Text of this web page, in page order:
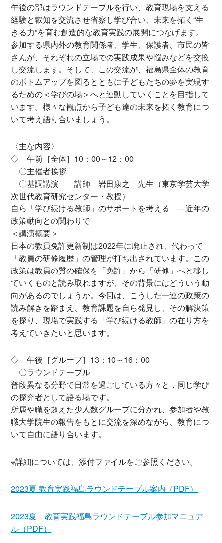
午後の部はラウンドテーブルを行い、教育現場を支える
経験と叡知を交流させ省察し学び合い、未来を拓く“生
きる力”を育む創造的な教育実践の展開につなげます。
参加する県内外の教育関係者、学生、保護者、市民の皆
さんが、それぞれの立場での実践成果や悩みなどを交換
し交流します。そして、この交流が、福島県全体の教育
のボトムアップを図るとともに子どもたちの夢を実現す
るための＜学びの場＞へと連動していくことを目指して
います。様々な観点から子ども達の未来を拓く教育につ
いて考え語り合いましょう。
〈主な内容〉
◇ 午前［全体］10：00～12：00
〇主催者挨拶
〇基調講演 講師 岩田康之 先生（東京学芸大学
次世代教育研究センター・教授）
自ら「学び続ける教師」のサポートを考える ―近年の
政策動向との関わりで
＜講演概要＞
日本の教員免許更新制は2022年に廃止され、代わって
「教員の研修履歴」の管理が打ち出されています。この
政策は教員の質の確保を「免許」から「研修」へと移し
ていくものと読み取れますが、その背景にはどういう動
向があるのでしょうか。今回は、こうした一連の政策の
読み解きを踏まえ、教育課題を自ら発見し、その解決策
を探り、現場で実践する「学び続ける教師」の在り方を
考えていきたいと思います。
◇ 午後［グループ］13：10～16：00
〇ラウンドテーブル
普段異なる分野で日常を過ごしている方々と，同じ学び
の探究者として語る場です。
所属や職を超えた少人数グループに分かれ、参加者や教
職大学院生の報告をもとに交流を深めながら、教育につ
いて自由に語り合います。
※詳細については、添付ファイルをご参照ください。
2023夏 教育実践福島ラウンドテーブル案内（PDF）
2023夏 教育実践福島ラウンドテーブル参加マニュア
ル（PDF）